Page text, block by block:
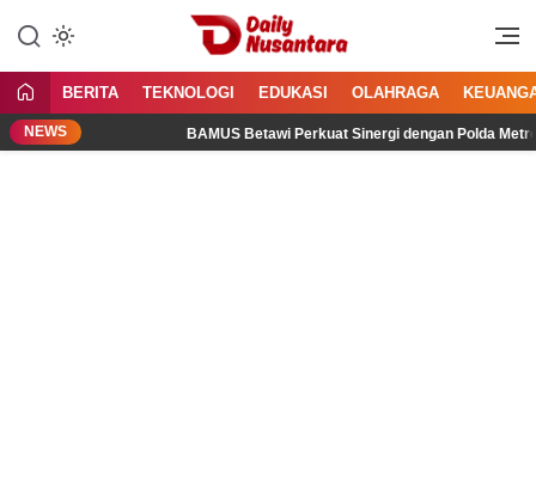
konten
Daily Nusantara
Menyajikan Fakta, Menginspirasi
BERITA TEKNOLOGI EDUKASI OLAHRAGA
NEWS BAMUS Betawi Perkuat Sinergi dengan Polda Metro